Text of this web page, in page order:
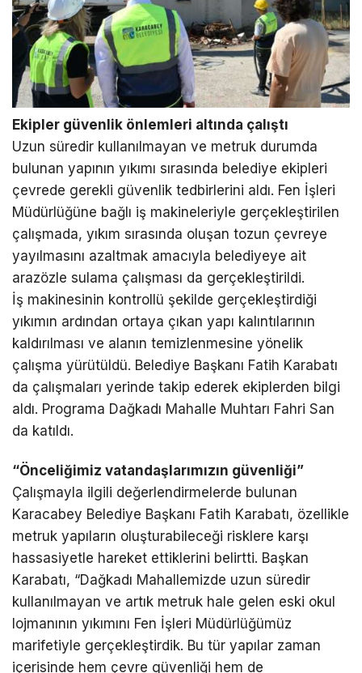
Ekipler güvenlik önlemleri altında çalıştı
Uzun süredir kullanılmayan ve metruk durumda
bulunan yapının yıkımı sırasında belediye ekipleri
çevrede gerekli güvenlik tedbirlerini aldı. Fen İşleri
Müdürlüğüne bağlı iş makineleriyle gerçekleştirilen
çalışmada, yıkım sırasında oluşan tozun çevreye
yayılmasını azaltmak amacıyla belediyeye ait
arazözle sulama çalışması da gerçekleştirildi.
İş makinesinin kontrollü şekilde gerçekleştirdiği
yıkımın ardından ortaya çıkan yapı kalıntılarının
kaldırılması ve alanın temizlenmesine yönelik
çalışma yürütüldü. Belediye Başkanı Fatih Karabatı
da çalışmaları yerinde takip ederek ekiplerden bilgi
aldı. Programa Dağkadı Mahalle Muhtarı Fahri San
da katıldı.
“Önceliğimiz vatandaşlarımızın güvenliği”
Çalışmayla ilgili değerlendirmelerde bulunan
Karacabey Belediye Başkanı Fatih Karabatı, özellikle
metruk yapıların oluşturabileceği risklere karşı
hassasiyetle hareket ettiklerini belirtti. Başkan
Karabatı, “Dağkadı Mahallemizde uzun süredir
kullanılmayan ve artık metruk hale gelen eski okul
lojmanının yıkımını Fen İşleri Müdürlüğümüz
marifetiyle gerçekleştirdik. Bu tür yapılar zaman
içerisinde hem çevre güvenliği hem de